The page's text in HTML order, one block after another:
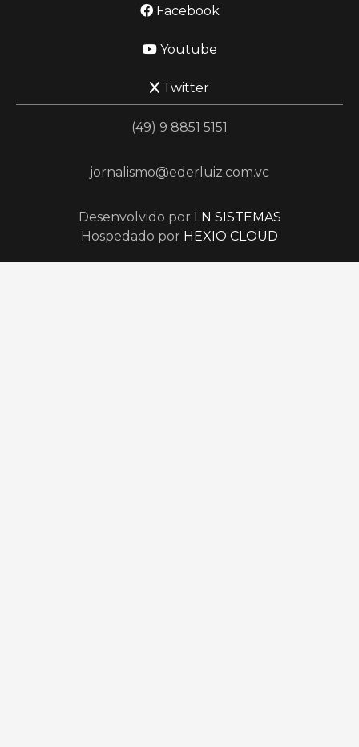
Facebook
Youtube
Twitter
(49) 9 8851 5151
jornalismo@ederluiz.com.vc
Desenvolvido por LN SISTEMAS
Hospedado por HEXIO CLOUD